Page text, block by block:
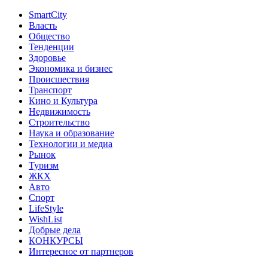
SmartCity
Власть
Общество
Тенденции
Здоровье
Экономика и бизнес
Происшествия
Транспорт
Кино и Культура
Недвижимость
Строительство
Наука и образование
Технологии и медиа
Рынок
Туризм
ЖКХ
Авто
Спорт
LifeStyle
WishList
Добрые дела
КОНКУРСЫ
Интересное от партнеров